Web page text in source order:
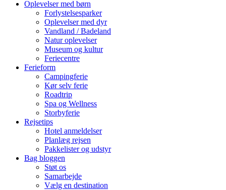
Oplevelser med børn
Forlystelsesparker
Oplevelser med dyr
Vandland / Badeland
Natur oplevelser
Museum og kultur
Feriecentre
Ferieform
Campingferie
Kør selv ferie
Roadtrip
Spa og Wellness
Storbyferie
Rejsetips
Hotel anmeldelser
Planlæg rejsen
Pakkelister og udstyr
Bag bloggen
Støt os
Samarbejde
Vælg en destination